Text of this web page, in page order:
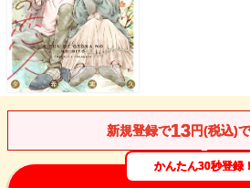
新規登録で13円(税込)
かんたん30秒登録！